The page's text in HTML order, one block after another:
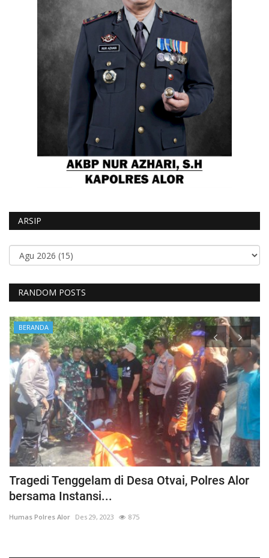
ARSIP
RANDOM POSTS
BERANDA
Tragedi Tenggelam di Desa Otvai, Polres Alor
bersama Instansi...
Humas Polres Alor Des 29, 2023 875